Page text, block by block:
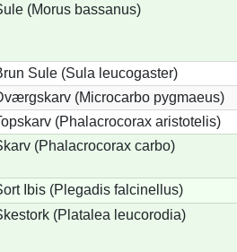
(Morus bassanus)
Sule (Sula leucogaster)
(Microcarbo pygmaeus)
(Phalacrocorax aristotelis)
(Phalacrocorax carbo)
Ibis (Plegadis falcinellus)
(Platalea leucorodia)